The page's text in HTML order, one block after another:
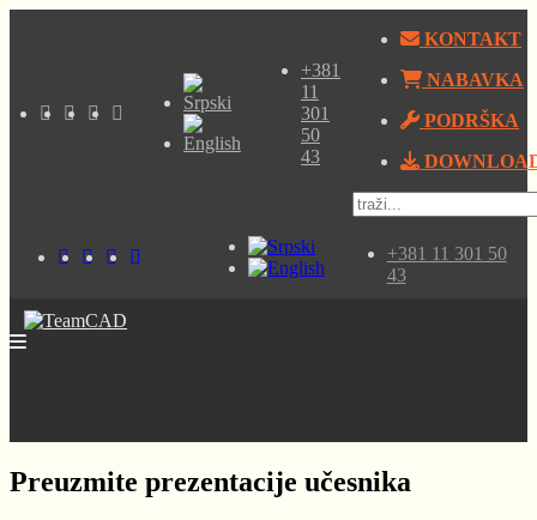
+381
11
301
50
43
KONTAKT
NABAVKA
PODRŠKA
+381 11 301 50
43
Preuzmite prezentacije učesnika